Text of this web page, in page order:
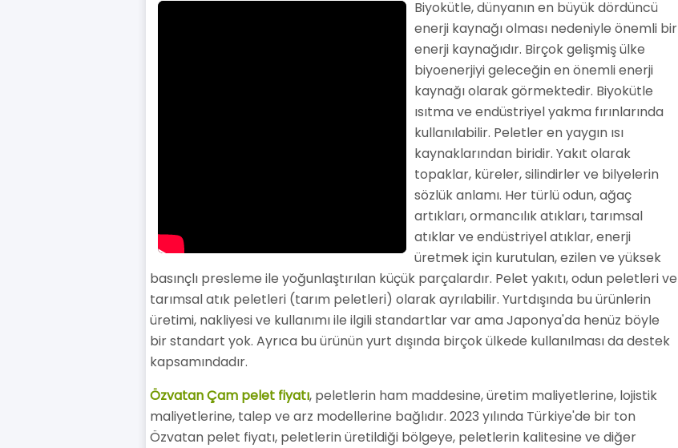
Biyokütle, dünyanın en büyük dördüncü
enerji kaynağı olması nedeniyle önemli bir
enerji kaynağıdır. Birçok gelişmiş ülke
biyoenerjiyi geleceğin en önemli enerji
kaynağı olarak görmektedir. Biyokütle
ısıtma ve endüstriyel yakma fırınlarında
kullanılabilir. Peletler en yaygın ısı
kaynaklarından biridir. Yakıt olarak
topaklar, küreler, silindirler ve bilyelerin
sözlük anlamı. Her türlü odun, ağaç
artıkları, ormancılık atıkları, tarımsal
atıklar ve endüstriyel atıklar, enerji
üretmek için kurutulan, ezilen ve yüksek
basınçlı presleme ile yoğunlaştırılan küçük parçalardır. Pelet yakıtı, odun peletleri ve
tarımsal atık peletleri (tarım peletleri) olarak ayrılabilir. Yurtdışında bu ürünlerin
üretimi, nakliyesi ve kullanımı ile ilgili standartlar var ama Japonya'da henüz böyle
bir standart yok. Ayrıca bu ürünün yurt dışında birçok ülkede kullanılması da destek
kapsamındadır.
Özvatan Çam pelet fiyatı, peletlerin ham maddesine, üretim maliyetlerine, lojistik
maliyetlerine, talep ve arz modellerine bağlıdır. 2023 yılında Türkiye'de bir ton
Özvatan pelet fiyatı, peletlerin üretildiği bölgeye, peletlerin kalitesine ve diğer